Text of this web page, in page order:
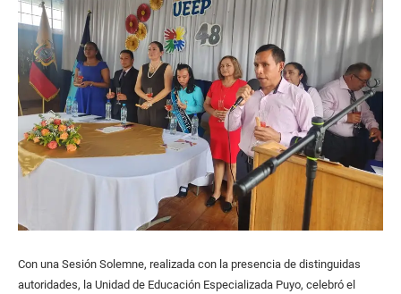
Con una Sesión Solemne, realizada con la presencia de distinguidas
autoridades, la Unidad de Educación Especializada Puyo, celebró el